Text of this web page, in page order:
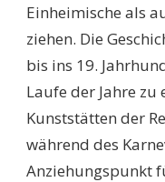
Einheimische als
ziehen. Die
bis ins 19.
Laufe der Jahre
Kunststätten der
während des
Anziehungspunkt